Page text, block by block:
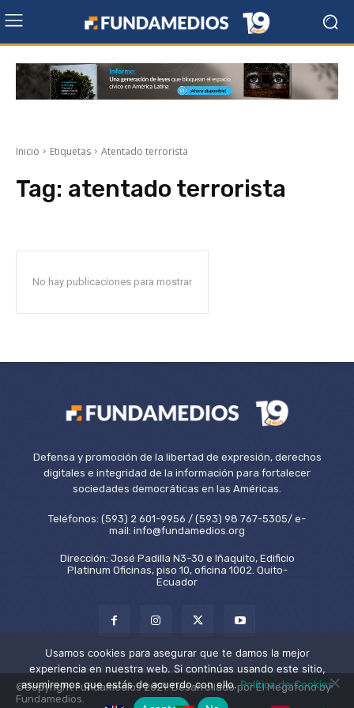
Inicio Etiquetas Atentado terrorista
Tag: atentado terrorista
No hay publicaciones para mostrar
Defensa y promoción de la libertad de expresión, derechos
digitales e integridad de la información para fortalecer
sociedades democráticas en las Américas.
Teléfonos: (593) 2 601-9956 / (593) 98 767-5305/ e-
mail: info@fundamedios.org
Dirección: José Padilla N3-30 e Iñaquito, Edificio
Platinum Oficinas, piso 10, oficina 1002. Quito-
Ecuador
©Copyright Fundamedios 2021. Desarrollado por El Megáfono by
Fundamedios.
Usamos cookies para asegurar que te damos la mejor
experiencia en nuestra web. Si continúas usando este sitio,
asumiremos que estás de acuerdo con ello.Política de Cookies